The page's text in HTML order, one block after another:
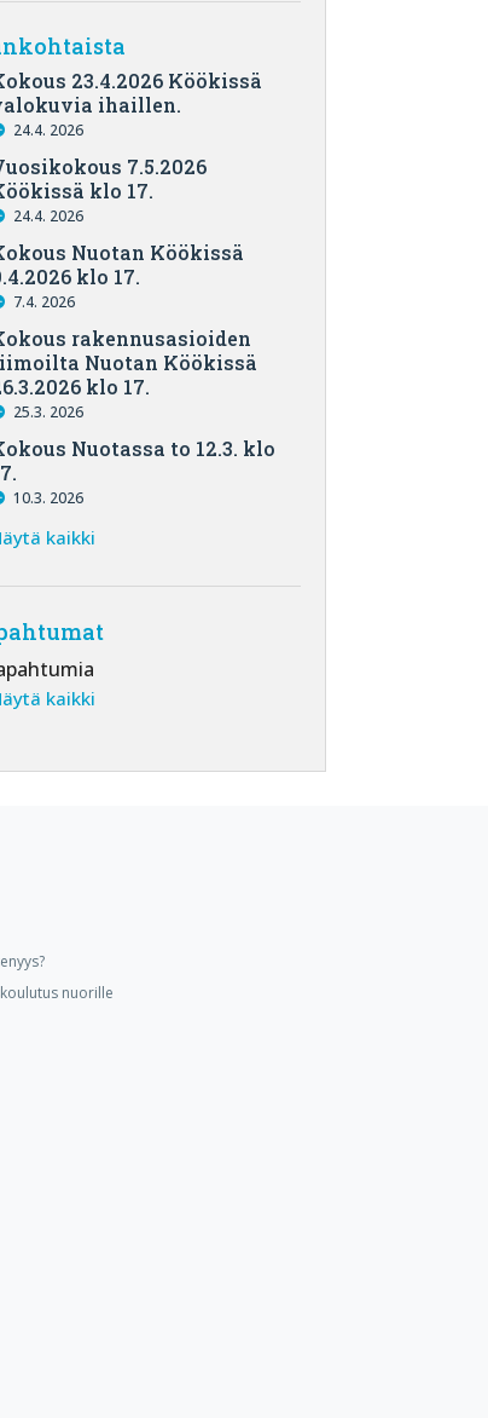
23.4.2026 Köökissä
ihaillen.
24.4. 2026
7.5.2026
klo 17.
24.4. 2026
Nuotan Köökissä
klo 17.
7.4. 2026
rakennusasioiden
Nuotan Köökissä
klo 17.
25.3. 2026
Nuotassa to 12.3. klo
10.3. 2026
kaikki
kaikki
nuorille